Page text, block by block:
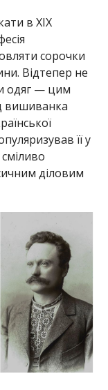
в ХІХ
сорочки
Відтепер не
одяг — цим
вишиванка
її у
діловим